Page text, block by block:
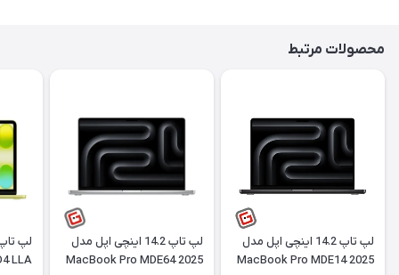
محصولات مرتبط
لپ تاپ 14.2 اینچی اپل مدل
MacBook Pro MDE14 2025
لپ تاپ 14.2 اینچی اپل مدل
MacBook Pro MDE64 2025
LLA